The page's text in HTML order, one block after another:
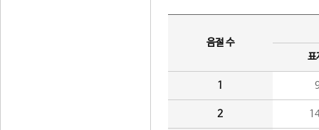
음절 수
표
1
2